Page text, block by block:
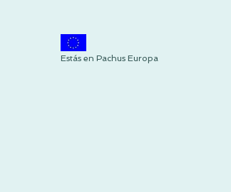
Estás en Pachus Europa